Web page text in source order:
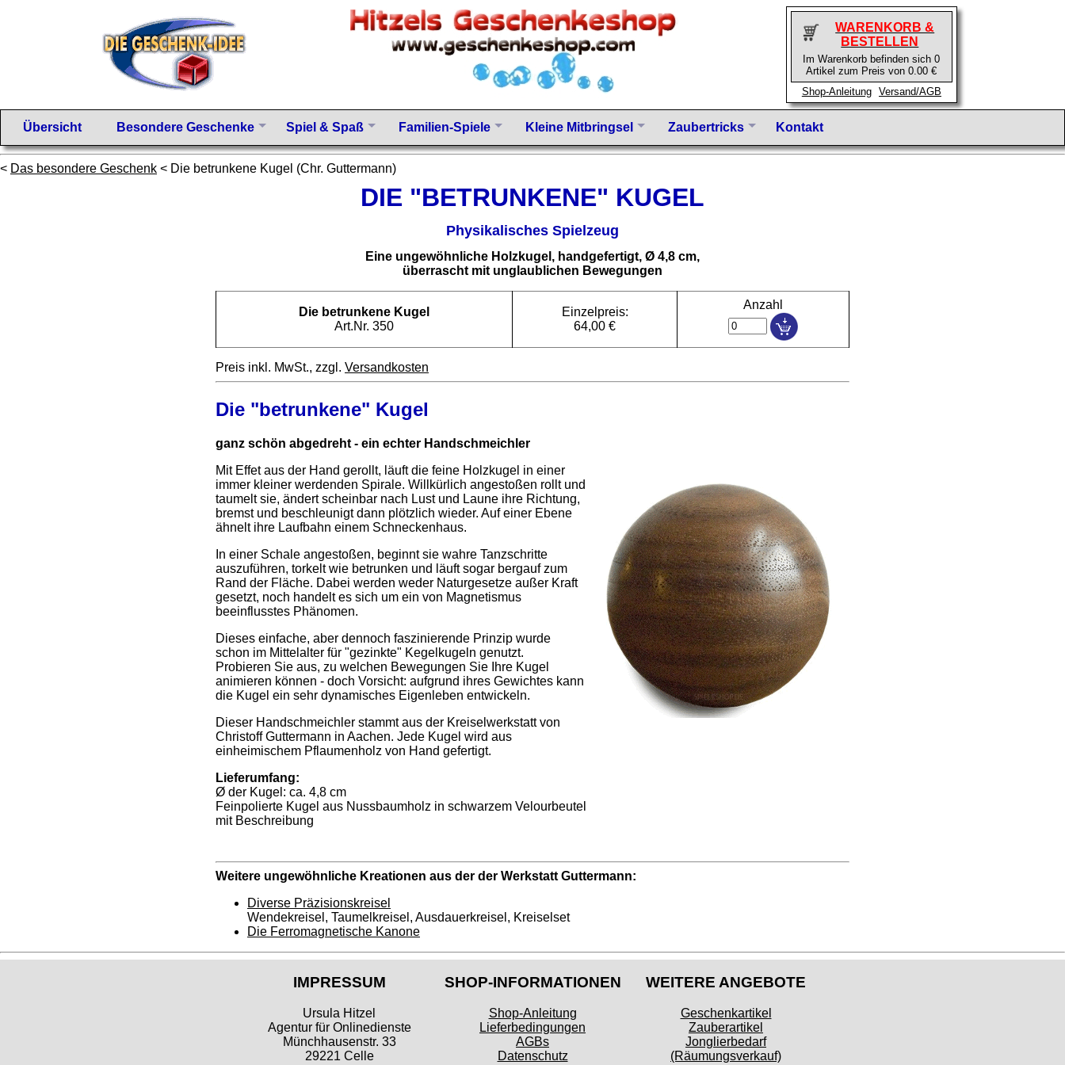
WARENKORB &
BESTELLEN
Im Warenkorb befinden sich 0
Artikel zum Preis von 0.00 €
Shop-Anleitung
Versand/AGB
Übersicht Besondere Geschenke Spiel & Spaß Familien-Spiele Kleine Mitbringsel Zaubertricks Kontakt
< Das besondere Geschenk < Die betrunkene Kugel (Chr. Guttermann)
DIE "BETRUNKENE" KUGEL
Physikalisches Spielzeug
Eine ungewöhnliche Holzkugel, handgefertigt, Ø 4,8 cm,
überrascht mit unglaublichen Bewegungen
Die betrunkene Kugel
Art.Nr. 350
Einzelpreis:
64,00 €
Anzahl
Preis inkl. MwSt., zzgl. Versandkosten
Die "betrunkene" Kugel
ganz schön abgedreht - ein echter Handschmeichler
Mit Effet aus der Hand gerollt, läuft die feine Holzkugel in einer
immer kleiner werdenden Spirale. Willkürlich angestoßen rollt und
taumelt sie, ändert scheinbar nach Lust und Laune ihre Richtung,
bremst und beschleunigt dann plötzlich wieder. Auf einer Ebene
ähnelt ihre Laufbahn einem Schneckenhaus.
In einer Schale angestoßen, beginnt sie wahre Tanzschritte
auszuführen, torkelt wie betrunken und läuft sogar bergauf zum
Rand der Fläche. Dabei werden weder Naturgesetze außer Kraft
gesetzt, noch handelt es sich um ein von Magnetismus
beeinflusstes Phänomen.
Dieses einfache, aber dennoch faszinierende Prinzip wurde
schon im Mittelalter für "gezinkte" Kegelkugeln genutzt.
Probieren Sie aus, zu welchen Bewegungen Sie Ihre Kugel
animieren können - doch Vorsicht: aufgrund ihres Gewichtes kann
die Kugel ein sehr dynamisches Eigenleben entwickeln.
Dieser Handschmeichler stammt aus der Kreiselwerkstatt von
Christoff Guttermann in Aachen. Jede Kugel wird aus
einheimischem Pflaumenholz von Hand gefertigt.
Lieferumfang:
Ø der Kugel: ca. 4,8 cm
Feinpolierte Kugel aus Nussbaumholz in schwarzem Velourbeutel
mit Beschreibung
Weitere ungewöhnliche Kreationen aus der der Werkstatt Guttermann:
Diverse Präzisionskreisel
Wendekreisel, Taumelkreisel, Ausdauerkreisel, Kreiselset
Die Ferromagnetische Kanone
IMPRESSUM
Ursula Hitzel
Agentur für Onlinedienste
Münchhausenstr. 33
29221 Celle
SHOP-INFORMATIONEN
Shop-Anleitung
Lieferbedingungen
AGBs
Datenschutz
WEITERE ANGEBOTE
Geschenkartikel
Zauberartikel
Jonglierbedarf
(Räumungsverkauf)